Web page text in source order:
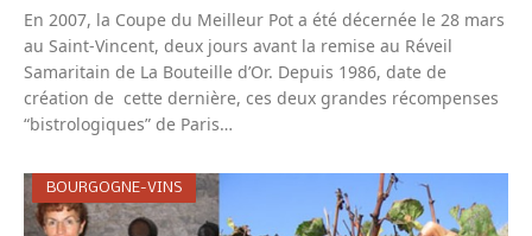
En 2007, la Coupe du Meilleur Pot a été décernée le 28 mars
au Saint-Vincent, deux jours avant la remise au Réveil
Samaritain de La Bouteille d’Or. Depuis 1986, date de
création de cette dernière, ces deux grandes récompenses
“bistrologiques” de Paris…
BOURGOGNE-VINS